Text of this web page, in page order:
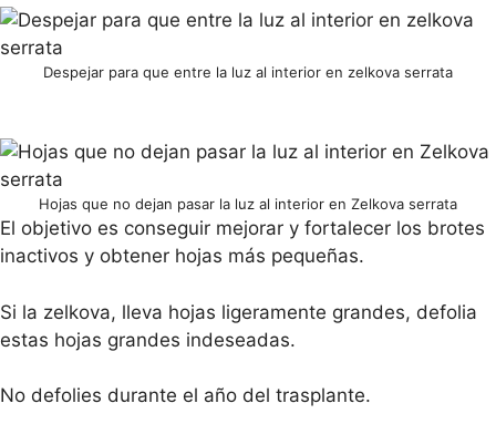
Despejar para que entre la luz al interior en zelkova serrata
Hojas que no dejan pasar la luz al interior en Zelkova serrata
El objetivo es conseguir mejorar y fortalecer los brotes
inactivos y obtener hojas más pequeñas.
Si la zelkova, lleva hojas ligeramente grandes, defolia
estas hojas grandes indeseadas.
No defolies durante el año del trasplante.